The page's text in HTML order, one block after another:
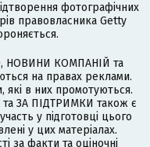
фотографічних
правовласника Getty
НОВИНИ КОМПАНІЙ та
на правах реклами.
які в них промотуються.
ЗА ПІДТРИМКИ також є
у підготовці цього
у цих матеріалах.
за факти та оціночні